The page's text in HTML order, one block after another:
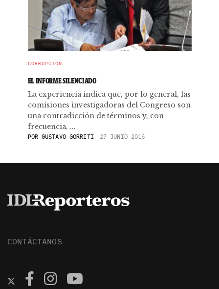
CORRUPCIÓN
EL INFORME SILENCIADO
La experiencia indica que, por lo general, las
comisiones investigadoras del Congreso son
una contradicción de términos y, con
frecuencia, ...
POR GUSTAVO GORRITI 27 JUNIO 2016
CONTÁCTANOS